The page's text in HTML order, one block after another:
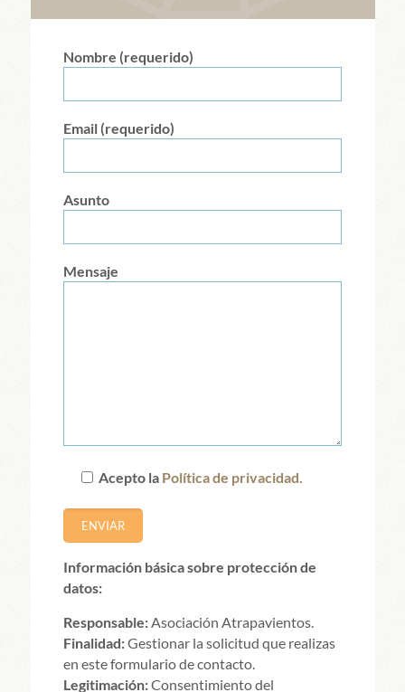
Nombre (requerido)
Email (requerido)
Asunto
Mensaje
Acepto la Política de privacidad.
Información básica sobre protección de
datos:
Responsable:Asociación Atrapavientos.
Finalidad:Gestionar la solicitud que realizas
en este formulario de contacto.
Legitimación:Consentimiento del